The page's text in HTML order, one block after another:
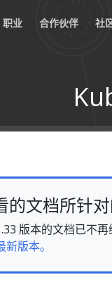
职业 合作伙伴 社
的文档所针
版本的文档已不
新版本。